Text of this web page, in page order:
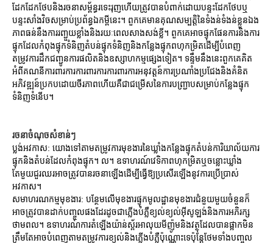
ដែកដែកថែបនិងរចនាសម្ព័ន្ធរទេះរុញហើយត្រូវបានបំពាក់ដោយបន្ទះដែកថែបឬ
បន្ទះសាំងវិចសម្រាប់ប្រព័ន្ធឯកម្ពីនេះ។ ពួកគេមានគុណសម្បត្តិនៃទំងន់ទំងន់ខ្លួនឯង
ភាពធន់នឹងការរញ្ជួយខ្លាំងនិងរយៈពេលសាងសង់ខ្លី។ ពួកគេអាចផ្ទុកផែនការនិងការ
ផ្ទុកដែលកំពុងផ្ទុកទំនិញតំបន់ផ្ទុកទំនិញនិងកន្លែងផ្ទុកពហុកម្រិតដើម្បីបំពេញ
តម្រូវការដឹកជញ្ជូនការផលិតនិងឧស្សាហកម្មផ្សេងទៀត។ ទន្ទឹមនឹងនេះពួកគេគិត
អំពីគណនីការពារការការពារការការពារការអនុវត្តន៍ការប្រណាំងប្រជែងនិងគំនិត
អភិវឌ្ឍន៍ប្រកបដោយចីរភាពហើយគឺជាជម្រើសនៃការបញ្ជ្រាបសម្រាប់កន្លែងផ្ទុក
ទំនិញទំនើប។
រចនាចំណុចសំខាន់ៗ
ប្លង់អវកាស: យោងទៅតាមតម្រូវការមុខងារនៃឃ្លាំងកន្លែងផ្ទុកតំបន់ការិយាល័យការ
ផ្ទុកនិងតំបន់ដែលកំពុងផ្ទុក។ ល។ ឧទាហរណ៍វេទិកាពហុកម្រិតឬចន្លោះឃ្លាំង
តែមួយជួរឈរអាចត្រូវបានរចនាឡើងដើម្បីធ្វើឱ្យប្រសើរឡើងនូវការប្រើប្រាស់
អវកាស។
សមាហរណកម្មមុខងារ: បន្ថែមលើមុខងារផ្ទុកមូលដ្ឋានមុខងារជំនួយមួយចំនួនក៏
អាចត្រូវបានដាក់បញ្ចូលផងដែរដូចជាភ្លើងបំភ្លឺខ្យល់ខ្យល់អ៊ីសូឡង់និងការអភិរក្ស
ថាមពល។ ឧទាហរណ៍ការតំឡើងយ៉ាន់ស្ព័រអាលុយមីញ៉ូមនិងវត្ថុដែលបានផ្អាកមិន
ត្រឹមតែអាចបំពេញតាមតម្រូវការខ្យល់និងភ្លើងបំភ្លឺប៉ុណ្ណោះទេប៉ុន្តែថែមទាំងបញ្ចូល